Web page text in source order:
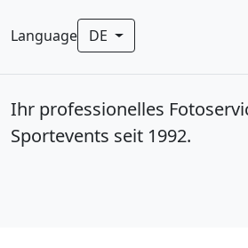
Language DE
Ihr professionelles
Sportevents seit 1992.